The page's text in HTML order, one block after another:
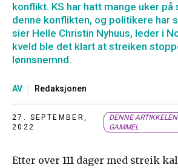
konflikt. KS har hatt mange uker på
denne konflikten, og politikere har
sier Helle Christin Nyhuus, leder i
kveld ble det klart at streiken
lønnsnemnd.
AV Redaksjonen
27. SEPTEMBER,
2022
DENNE
GAMMEL
Etter over 111 dager med streik